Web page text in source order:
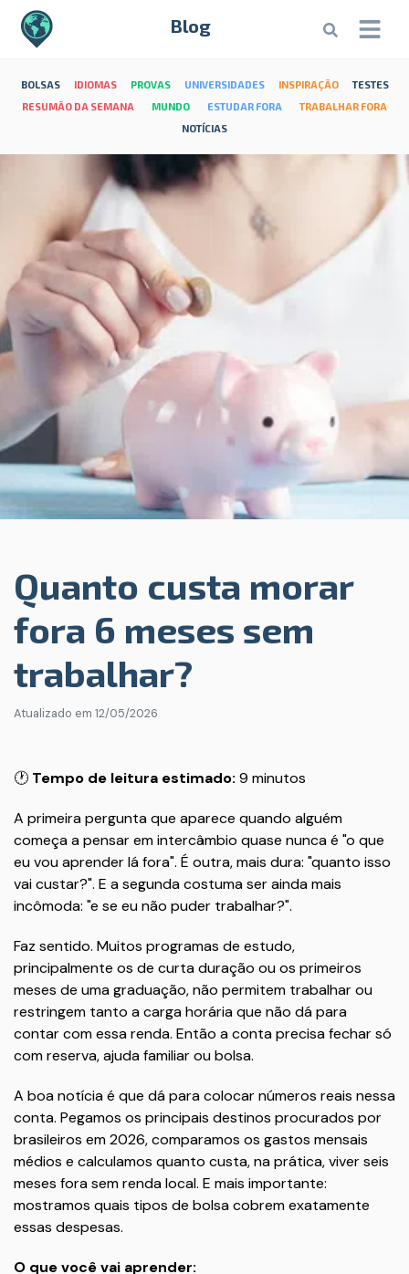
Blog
BOLSAS IDIOMAS PROVAS UNIVERSIDADES INSPIRAÇÃO
TESTES
RESUMÃO DA SEMANA
MUNDO ESTUDAR FORA
TRABALHAR FORA
NOTÍCIAS
Quanto custa morar
fora 6 meses sem
trabalhar?
Atualizado em 12/05/2026
🕐 Tempo de leitura estimado: 9 minutos
A primeira pergunta que aparece quando alguém
começa a pensar em intercâmbio quase nunca é "o que
eu vou aprender lá fora". É outra, mais dura: "quanto isso
vai custar?". E a segunda costuma ser ainda mais
incômoda: "e se eu não puder trabalhar?".
Faz sentido. Muitos programas de estudo,
principalmente os de curta duração ou os primeiros
meses de uma graduação, não permitem trabalhar ou
restringem tanto a carga horária que não dá para
contar com essa renda. Então a conta precisa fechar só
com reserva, ajuda familiar ou bolsa.
A boa notícia é que dá para colocar números reais nessa
conta. Pegamos os principais destinos procurados por
brasileiros em 2026, comparamos os gastos mensais
médios e calculamos quanto custa, na prática, viver seis
meses fora sem renda local. E mais importante:
mostramos quais tipos de bolsa cobrem exatamente
essas despesas.
O que você vai aprender: